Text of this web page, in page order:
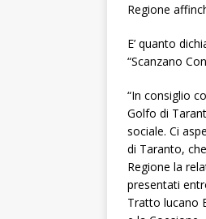
Regione
E’ quanto
“Scanzano
“In consiglio
Golfo di
sociale. Ci
di Taranto,
Regione la
presentati
Tratto lucano